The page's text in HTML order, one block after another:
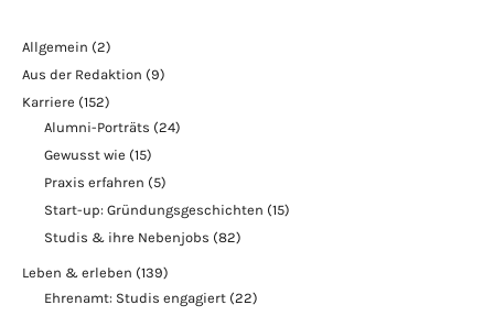
Allgemein (2)
Aus der Redaktion (9)
Karriere (152)
Alumni-Porträts (24)
Gewusst wie (15)
Praxis erfahren (5)
Start-up: Gründungsgeschichten (15)
Studis & ihre Nebenjobs (82)
Leben & erleben (139)
Ehrenamt: Studis engagiert (22)